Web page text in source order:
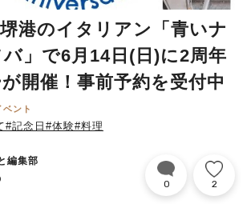
堺港のイタリアン「青いナ
」で6月14日(日)に2周年
開催！事前予約を受付中
ベント
#記念日 #体験#料理
編集部
0 2